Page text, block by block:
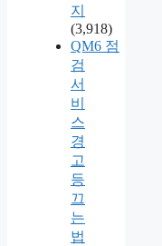
지
(3,918)
QM6 점
검
서
비
스
경
고
등
끄
는
법